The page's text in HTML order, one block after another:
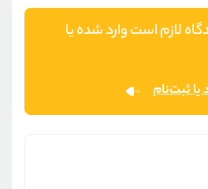
لازم است وارد شده یا
یا ثبت‌نام